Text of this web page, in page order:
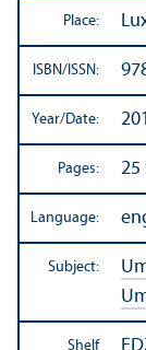
Place:
ISBN/ISSN:
Year/Date:
Pages: 25
Language:
Subject:
Shelf